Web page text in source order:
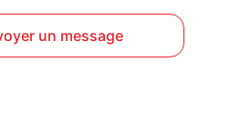
un message